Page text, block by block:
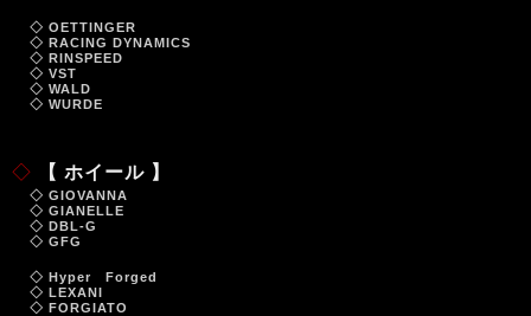
◇ OETTINGER
◇ RACING DYNAMICS
◇ RINSPEED
◇ VST
◇ WALD
◇ WURDE
◇ 【 ホイール 】
◇ GIOVANNA
◇ GIANELLE
◇ DBL-G
◇ GFG
◇ Hyper Forged
◇ LEXANI
◇ FORGIATO